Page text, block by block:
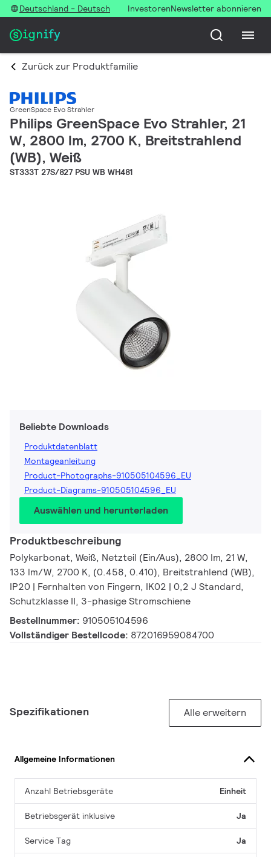
Deutschland - Deutsch InvestorenNewsletter abonnieren
Zurück zur Produktfamilie
GreenSpace Evo Strahler
Philips GreenSpace Evo Strahler, 21
W, 2800 lm, 2700 K, Breitstrahlend
(WB), Weiß
ST333T 27S/827 PSU WB WH481
Beliebte Downloads
Produktdatenblatt
Montageanleitung
Product-Photographs-910505104596_EU
Product-Diagrams-910505104596_EU
Auswählen und herunterladen
Produktbeschreibung
Polykarbonat, Weiß, Netzteil (Ein/Aus), 2800 lm, 21 W,
133 lm/W, 2700 K, (0.458, 0.410), Breitstrahlend (WB),
IP20 | Fernhalten von Fingern, IK02 | 0,2 J Standard,
Schutzklasse II, 3-phasige Stromschiene
Bestellnummer: 910505104596
Vollständiger Bestellcode: 872016959084700
Spezifikationen Alle erweitern
Allgemeine Informationen
Anzahl Betriebsgeräte Einheit
Betriebsgerät inklusive Ja
Service Tag Ja